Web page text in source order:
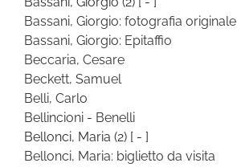
Bassani, Giorgio: fotografia originale
Bassani, Giorgio: Epitaffio
Beccaria, Cesare
Beckett, Samuel
Belli, Carlo
Bellincioni - Benelli
Bellonci, Maria (2) [ - ]
Bellonci, Maria: biglietto da visita